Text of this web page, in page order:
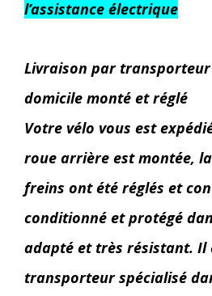
l’assistance électrique
Livraison par
domicile monté et réglé
Votre vélo vous est
roue arrière est montée,
freins ont été réglés et
conditionné et protégé
adapté et très résistant. Il
transporteur spécialisé